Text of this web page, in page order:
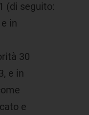
(di seguito:
in
30
e in
e